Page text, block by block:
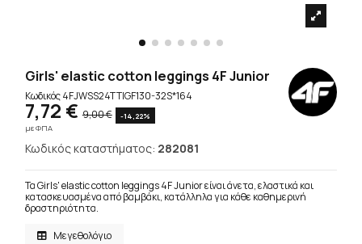
Girls' elastic cotton leggings 4F Junior
Κωδικός4FJWSS24TTIGF130-32S*164
7,72 € 9,00 €
-14,22%
με ΦΠΑ
Κωδικός καταστήματος: 282081
Τα Girls' elastic cotton leggings 4F Junior είναι άνετα, ελαστικά και
κατασκευασμένα από βαμβάκι, κατάλληλα για κάθε καθημερινή
δραστηριότητα.
Μεγεθολόγιο